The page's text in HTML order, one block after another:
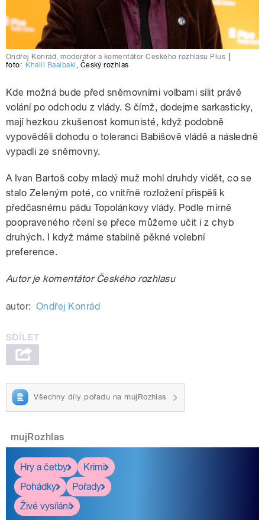
Ondřej Konrád, moderátor a komentátor Českého rozhlasu Plus
foto: Khalil Baalbaki Český rozhlas
Kde možná bude před sněmovními volbami sílit právě
volání po odchodu z vlády. S čímž, dodejme sarkasticky,
mají hezkou zkušenost komunisté, když podobně
vypověděli dohodu o toleranci Babišově vládě a následně
vypadli ze sněmovny.
A Ivan Bartoš coby mladý muž mohl druhdy vidět, co se
stalo Zeleným poté, co vnitřně rozložení přispěli k
předčasnému pádu Topolánkovy vlády. Podle mírně
poopraveného rčení se přece můžeme učit i z chyb
druhých. I když máme stabilně pěkné volební
preference.
Autor je komentátor Českého rozhlasu
autor: Ondřej Konrád
Všechny díly pořadu na mujRozhlas
mujRozhlas
Hry a četby
Krimi
Pohádky
Pořady
Živé vysílání